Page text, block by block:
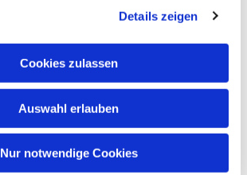
Details zeigen
Cookies zulassen
Auswahl erlauben
Nur notwendige Cookies